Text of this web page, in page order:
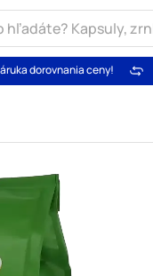
dorovnania ceny!